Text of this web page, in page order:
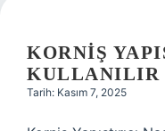
KORNIŞ
KULLANILIR
Tarih: Kasım 7, 2025